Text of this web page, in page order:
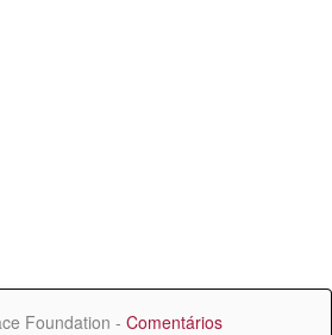
Foundation - Comentários